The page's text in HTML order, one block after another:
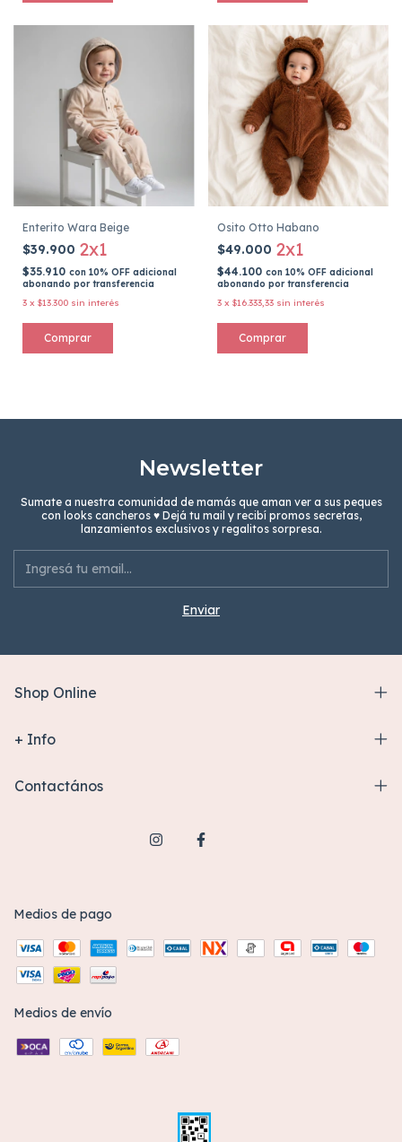
Enterito Wara Beige
$39.900 2x1
$35.910 con 10% OFF adicional
abonando por transferencia
3 x $13.300 sin interés
Comprar
Osito Otto Habano
$49.000 2x1
$44.100 con 10% OFF adicional
abonando por transferencia
3 x $16.333,33 sin interés
Comprar
Newsletter
Sumate a nuestra comunidad de mamás que aman ver a sus peques
con looks cancheros ♥ Dejá tu mail y recibí promos secretas,
lanzamientos exclusivos y regalitos sorpresa.
Shop Online
+ Info
Contactános
Medios de pago
Medios de envío